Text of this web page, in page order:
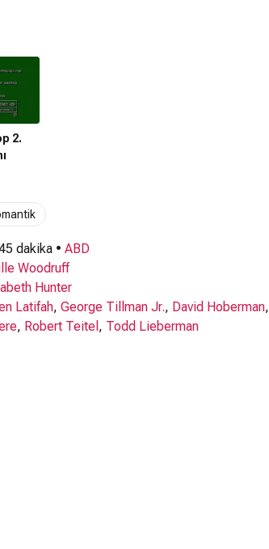
2.
dakika • ABD
Woodruff
Hunter
Latifah, George Tillman Jr., David Hoberman,
, Robert Teitel , Todd Lieberman